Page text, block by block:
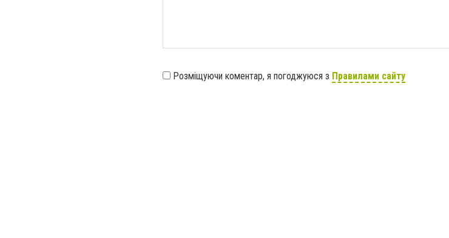
Розміщуючи коментар, я погоджуюся з Правилами сайту